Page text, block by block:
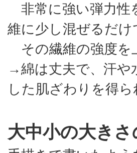
非常に強い弾力性
維に少し混ぜるだけ
その繊維の強度を
→綿は丈夫で、汗や
した肌ざわりを得
大中小の大き